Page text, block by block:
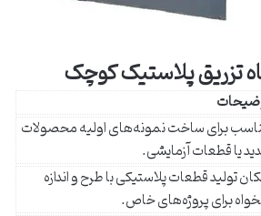
تزریق پلاستیک کوچک
برای ساخت نمونه‌های اولیه محصولات
یا قطعات آزمایشی.
تولید قطعات پلاستیکی با طرح و اندازه
برای پروژه‌های خاص.